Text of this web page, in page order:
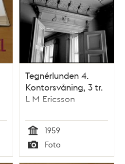
Tegnérlunden 4.
Kontorsvåning, 3 tr.
L M Ericsson
Tid
1959
Typ
Foto